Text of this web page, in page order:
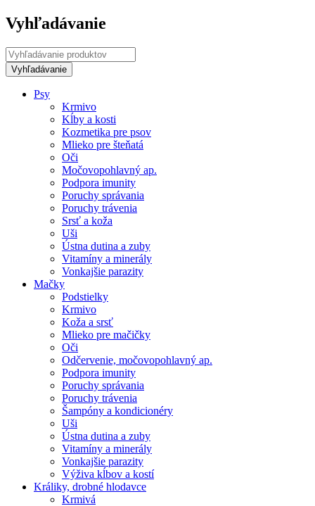
Vyhľadávanie
Psy
Krmivo
Kĺby a kosti
Kozmetika pre psov
Mlieko pre šteňatá
Oči
Močovopohlavný ap.
Podpora imunity
Poruchy správania
Poruchy trávenia
Srsť a koža
Uši
Ústna dutina a zuby
Vitamíny a minerály
Vonkajšie parazity
Mačky
Podstielky
Krmivo
Koža a srsť
Mlieko pre mačičky
Oči
Odčervenie, močovopohlavný ap.
Podpora imunity
Poruchy správania
Poruchy trávenia
Šampóny a kondicionéry
Uši
Ústna dutina a zuby
Vitamíny a minerály
Vonkajšie parazity
Výživa kĺbov a kostí
Králiky, drobné hlodavce
Krmivá